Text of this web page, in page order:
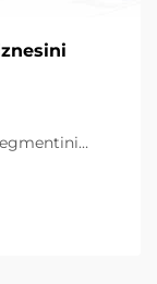
mahalliy